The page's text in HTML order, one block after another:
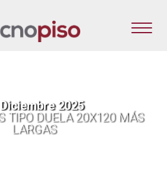
2025
TIPO DUELA 20X120 MÁS
LARGAS